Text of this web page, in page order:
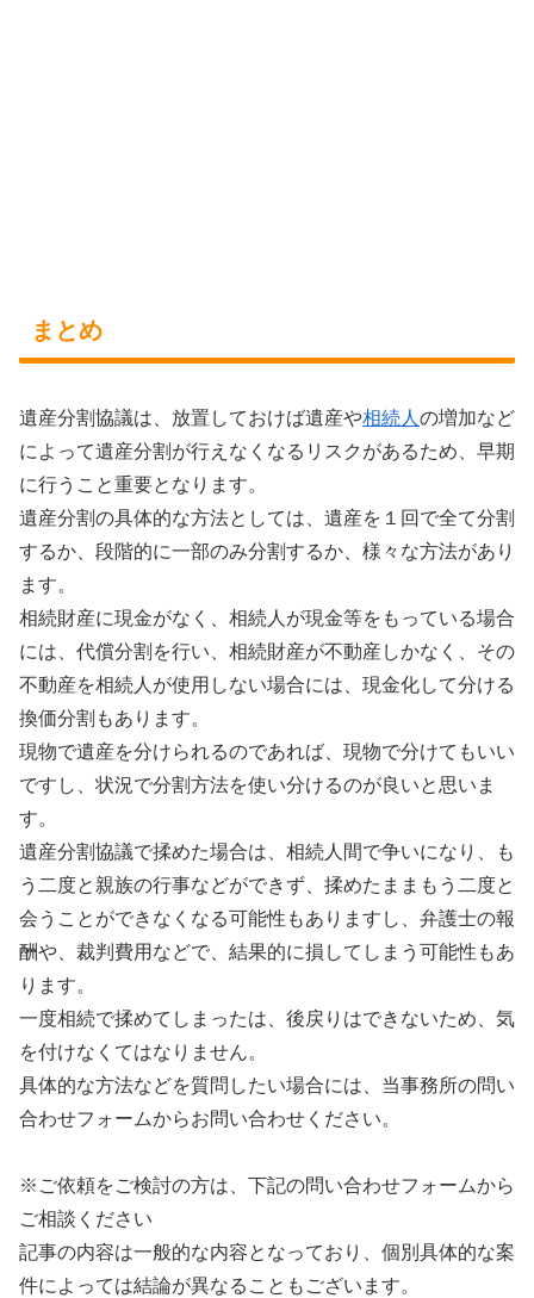
まとめ
遺産分割協議は、放置しておけば遺産や相続人 の増加など
によって遺産分割が行えなくなるリスクがあるため、早期
に行うこと重要となります。
遺産分割の具体的な方法としては、遺産を１回で全て分割
するか、段階的に一部のみ分割するか、様々な方法があり
ます。
相続財産に現金がなく、相続人が現金等をもっている場合
には、代償分割を行い、相続財産が不動産しかなく、その
不動産を相続人が使用しない場合には、現金化して分ける
換価分割もあります。
現物で遺産を分けられるのであれば、現物で分けてもいい
ですし、状況で分割方法を使い分けるのが良いと思いま
す。
遺産分割協議で揉めた場合は、相続人間で争いになり、も
う二度と親族の行事などができず、揉めたままもう二度と
会うことができなくなる可能性もありますし、弁護士の報
酬や、裁判費用などで、結果的に損してしまう可能性もあ
ります。
一度相続で揉めてしまったは、後戻りはできないため、気
を付けなくてはなりません。
具体的な方法などを質問したい場合には、当事務所の問い
合わせフォームからお問い合わせください。
※ご依頼をご検討の方は、下記の問い合わせフォームから
ご相談ください
記事の内容は一般的な内容となっており、個別具体的な案
件によっては結論が異なることもございます。